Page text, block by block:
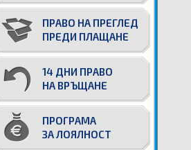
ПРАВО НА ПРЕГЛЕД
ПРЕДИ ПЛАЩАНЕ
14 ДНИ ПРАВО
НА ВРЪЩАНЕ
ПРОГРАМА
ЗА ЛОЯЛНОСТ